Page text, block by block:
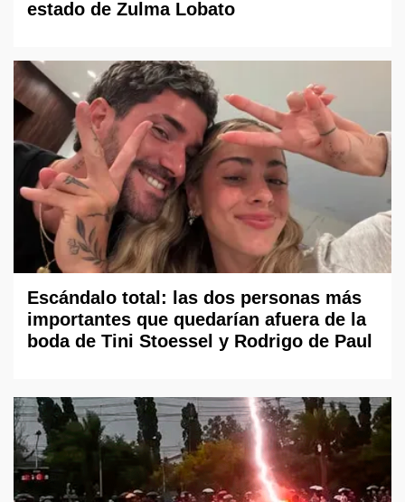
estado de Zulma Lobato
Escándalo total: las dos personas más
importantes que quedarían afuera de la
boda de Tini Stoessel y Rodrigo de Paul